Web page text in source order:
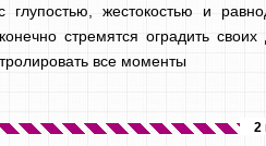
глупостью, жестокостью и
стремятся оградить своих
все моменты
2